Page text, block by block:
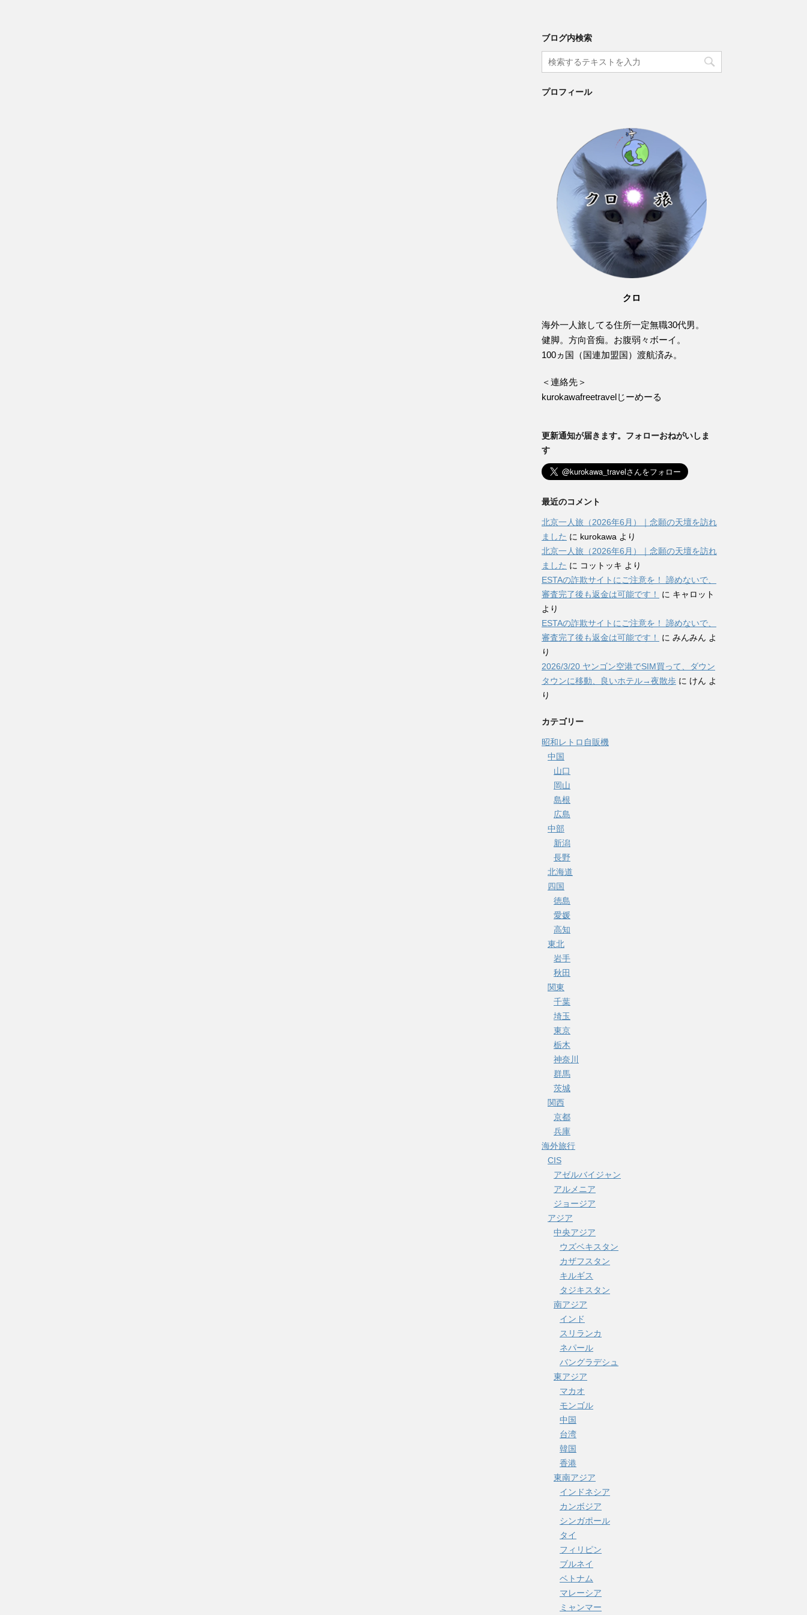
ブログ内検索
プロフィール
クロ
海外一人旅してる住所一定無職30代男。
健脚。方向音痴。お腹弱々ボーイ。
100ヵ国（国連加盟国）渡航済み。
＜連絡先＞
kurokawafreetravelじーめーる
更新通知が届きます。フォローおねがいしま
す
最近のコメント
北京一人旅（2026年6月）｜念願の天壇を訪れ
ました に kurokawa より
北京一人旅（2026年6月）｜念願の天壇を訪れ
ました に コットッキ より
ESTAの詐欺サイトにご注意を！ 諦めないで、
審査完了後も返金は可能です！
に キャロット
より
ESTAの詐欺サイトにご注意を！ 諦めないで、
審査完了後も返金は可能です！
に みんみん よ
り
2026/3/20 ヤンゴン空港でSIM買って、ダウン
タウンに移動、良いホテル→夜散歩 に けん よ
り
カテゴリー
昭和レトロ自販機
中国
山口
岡山
島根
広島
中部
新潟
長野
北海道
四国
徳島
愛媛
高知
東北
岩手
秋田
関東
千葉
埼玉
東京
栃木
神奈川
群馬
茨城
関西
京都
兵庫
海外旅行
CIS
アゼルバイジャン
アルメニア
ジョージア
アジア
中央アジア
ウズベキスタン
カザフスタン
キルギス
タジキスタン
南アジア
インド
スリランカ
ネパール
バングラデシュ
東アジア
マカオ
モンゴル
中国
台湾
韓国
香港
東南アジア
インドネシア
カンボジア
シンガポール
タイ
フィリピン
ブルネイ
ベトナム
マレーシア
ミャンマー